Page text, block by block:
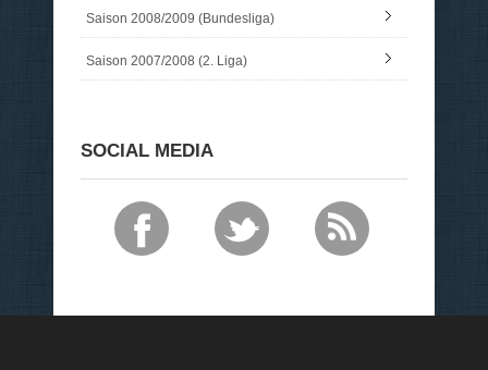
Saison 2008/2009 (Bundesliga)
Saison 2007/2008 (2. Liga)
SOCIAL MEDIA